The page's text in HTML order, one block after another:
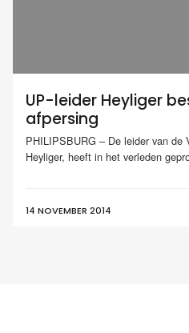
UP-leider Heyliger
afpersing
PHILIPSBURG – De leider van de
Heyliger, heeft in het verleden
14 NOVEMBER 2014